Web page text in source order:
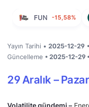
FUN -15,58%
Yayın Tarihi • 2025-12-29
Güncelleme • 2025-12-29 •
29 Aralık –
Volatilite gündemi –